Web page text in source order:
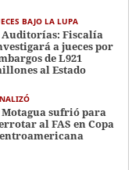
BAJO LA LUPA
Auditorías: Fiscalía
a jueces por
de L921
al Estado
Motagua sufrió para
al FAS en Copa